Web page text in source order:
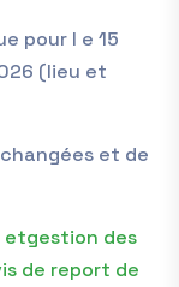
pour l e 15
(lieu et
et de
etgestion des
de report de